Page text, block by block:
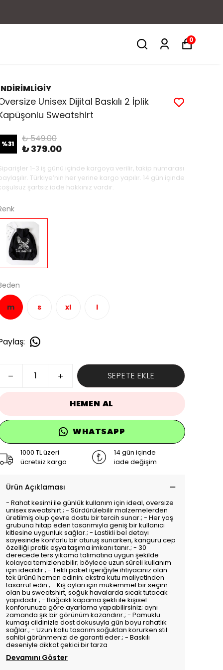
0
Unisex Dijital Baskılı 2 İplik
Sweatshirt
%31 ₺ 549.00
₺ 379.00
1-3 iş günü içinde kargoya verilir, takip numarası
Türkiye’nin her yerine kargo yapılır. 14 gün içinde
şartsız iade hakkınız vardır.
m s xl l
:
SEPETE EKLE
HEMEN AL
WHATSAPP
1000 TL üzeri
ücretsiz kargo
14 gün içinde
iade değişim
Ürün Açıklaması
- Rahat kesimi ile günlük kullanım için ideal, oversize
unisex sweatshirt.; - Sürdürülebilir malzemelerden
üretilmiş olup çevre dostu bir tercih sunar.; - Her yaş
grubuna hitap eden tasarımıyla geniş bir kullanıcı
kitlesine uygunluk sağlar.; - Lastikli bel detayı
sayesinde konforlu bir oturuş sunarken, kanguru cep
özelliği pratik eşya taşıma imkanı tanır.; - 30
derecede ters yıkama talimatına uygun şekilde
kolayca temizlenebilir; böylece uzun süreli kullanım
için idealdir.; - Tekli paket içeriğiyle ihtiyacınız olan
tek ürünü hemen edinin; ekstra kutu maliyetinden
tasarruf edin.; - Kış ayları için mükemmel bir seçim
olan bu sweatshirt, soğuk havalarda sıcak tutacak
yapıdadır.; - Bağcıklı kapama şekli ile kişisel
konforunuza göre ayarlama yapabilirsiniz; aynı
zamanda şık bir görünüm kazandırır.; - Pamuklu
kumaşı cildinizle dost dokusuyla gün boyu rahatlık
sağlar.; - Uzun kollu tasarım soğuktan korurken stil
sahibi görünmenizi de garanti eder.; - Baskılı
deseniyle dikkat çekici bir tarza
Devamını Göster